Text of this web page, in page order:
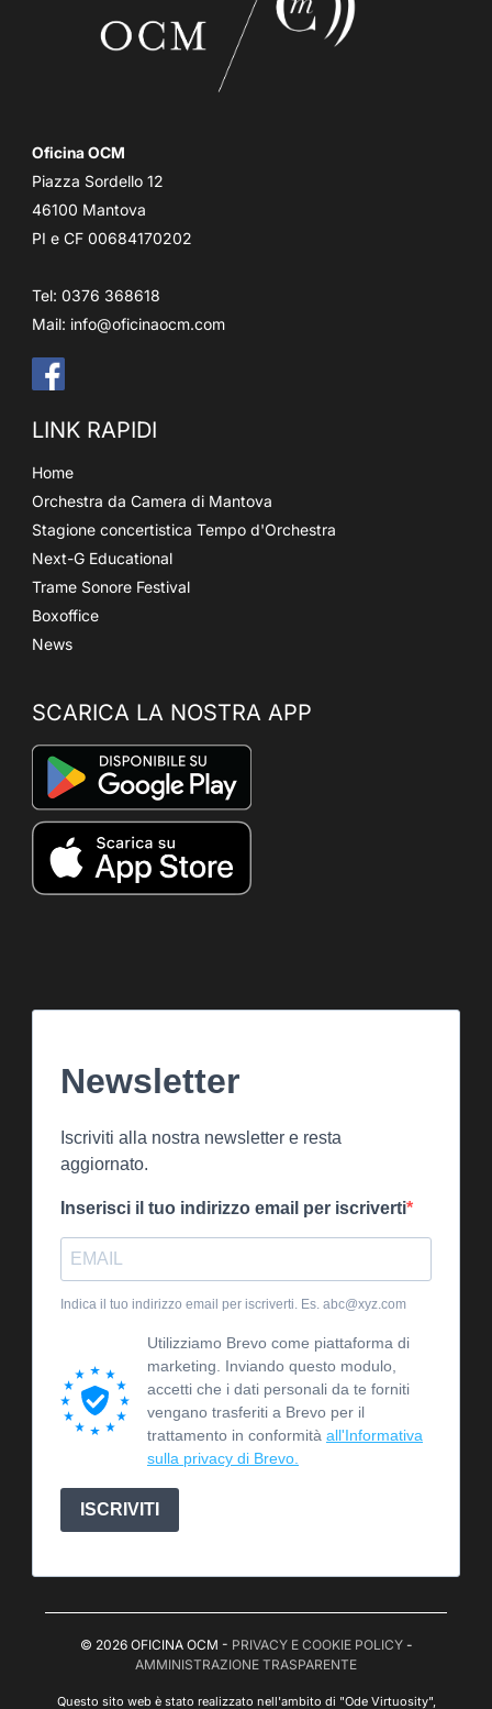
Oficina OCM
Piazza Sordello 12
46100 Mantova
PI e CF 00684170202
Tel: 0376 368618
Mail: info@oficinaocm.com
LINK RAPIDI
Home
Orchestra da Camera di Mantova
Stagione concertistica Tempo d'Orchestra
Next-G Educational
Trame Sonore Festival
Boxoffice
News
SCARICA LA NOSTRA APP
Newsletter
Iscriviti alla nostra newsletter e resta
aggiornato.
Inserisci il tuo indirizzo email per iscriverti
Indica il tuo indirizzo email per iscriverti. Es. abc@xyz.com
Utilizziamo Brevo come piattaforma di
marketing. Inviando questo modulo,
accetti che i dati personali da te forniti
vengano trasferiti a Brevo per il
trattamento in conformità all'Informativa
sulla privacy di Brevo.
ISCRIVITI
© 2026 OFICINA OCM - PRIVACY E COOKIE POLICY-
AMMINISTRAZIONE TRASPARENTE
Questo sito web è stato realizzato nell'ambito di "Ode Virtuosity",